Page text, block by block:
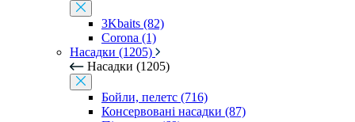
3Kbaits (82)
Corona (1)
Насадки (1205)
Насадки (1205)
Бойли, пелетс (716)
Консервовані насадки (87)